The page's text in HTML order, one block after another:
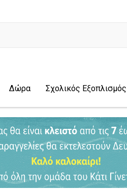
Δώρα Σχολικός Εξοπλισμός